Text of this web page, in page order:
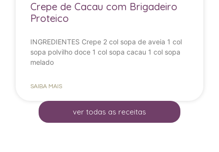
Crepe de Cacau com Brigadeiro
Proteico
INGREDIENTES Crepe 2 col sopa de aveia 1 col
sopa polvilho doce 1 col sopa cacau 1 col sopa
melado
SAIBA MAIS
ver todas as receitas